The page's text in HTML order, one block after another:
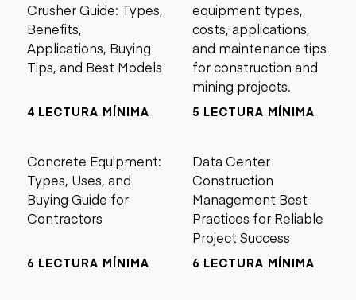
Crusher Guide: Types,
Benefits,
Applications, Buying
Tips, and Best Models
4 LECTURA MÍNIMA
equipment types,
costs, applications,
and maintenance tips
for construction and
mining projects.
5 LECTURA MÍNIMA
Concrete Equipment:
Types, Uses, and
Buying Guide for
Contractors
6 LECTURA MÍNIMA
Data Center
Construction
Management Best
Practices for Reliable
Project Success
6 LECTURA MÍNIMA